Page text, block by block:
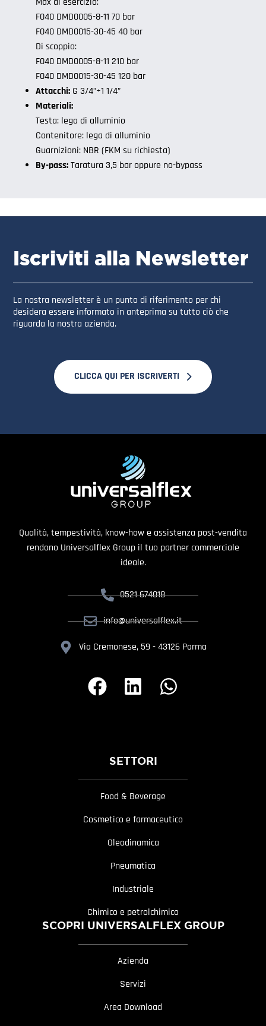
F040 DMD0005-8-11 70 bar
F040 DMD0015-30-45 40 bar
Di scoppio:
F040 DMD0005-8-11 210 bar
F040 DMD0015-30-45 120 bar
Attacchi: G 3/4”÷1 1/4”
Materiali:
Testa: lega di alluminio
Contenitore: lega di alluminio
Guarnizioni: NBR (FKM su richiesta)
By-pass:Taratura 3,5 bar oppure no-bypass
Iscriviti alla Newsletter
La nostra newsletter è un punto di riferimento per chi
desidera essere informato in anteprima su tutto ciò che
riguarda la nostra azienda.
CLICCA QUI PER ISCRIVERTI
Qualità, tempestività, know-how e assistenza post-vendita
rendono Universalflex Group il tuo partner commerciale
ideale.
0521 674018
info@universalflex.it
Via Cremonese, 59 - 43126 Parma
SETTORI
Food & Beverage
Cosmetico e farmaceutico
Oleodinamica
Pneumatica
Industriale
Chimico e petrolchimico
SCOPRI UNIVERSALFLEX GROUP
Azienda
Servizi
Area Download